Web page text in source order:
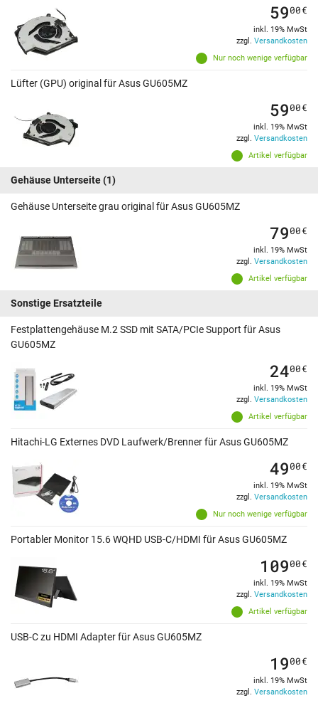
Nur noch wenige verfügbar
5900€
inkl. 19% MwSt
zzgl. Versandkosten
Lüfter (GPU) original für Asus GU605MZ
Artikel verfügbar
5900€
inkl. 19% MwSt
zzgl. Versandkosten
Gehäuse Unterseite(1)
Gehäuse Unterseite grau original für Asus GU605MZ
Artikel verfügbar
7900€
inkl. 19% MwSt
zzgl. Versandkosten
Sonstige Ersatzteile
Festplattengehäuse M.2 SSD mit SATA/PCIe Support für Asus
GU605MZ
Artikel verfügbar
2400€
inkl. 19% MwSt
zzgl. Versandkosten
Hitachi-LG Externes DVD Laufwerk/Brenner für Asus GU605MZ
Nur noch wenige verfügbar
4900€
inkl. 19% MwSt
zzgl. Versandkosten
Portabler Monitor 15.6 WQHD USB-C/HDMI für Asus GU605MZ
Artikel verfügbar
10900€
inkl. 19% MwSt
zzgl. Versandkosten
USB-C zu HDMI Adapter für Asus GU605MZ
1900€
inkl. 19% MwSt
zzgl. Versandkosten